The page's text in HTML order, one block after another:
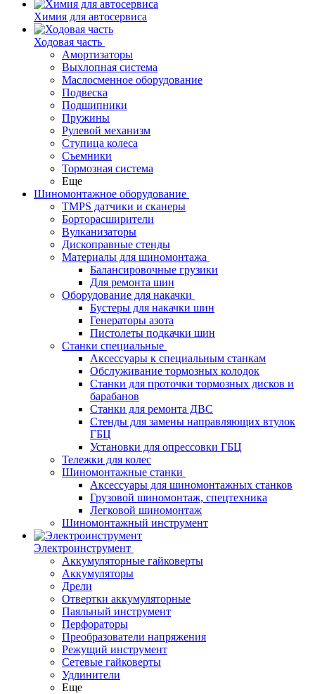
Химия для автосервиса
Ходовая часть
Амортизаторы
Выхлопная система
Маслосменное оборудование
Подвеска
Подшипники
Пружины
Рулевой механизм
Ступица колеса
Съемники
Тормозная система
Еще
Шиномонтажное оборудование
TMPS датчики и сканеры
Борторасширители
Вулканизаторы
Дископравные стенды
Материалы для шиномонтажа
Балансировочные грузики
Для ремонта шин
Оборудование для накачки
Бустеры для накачки шин
Генераторы азота
Пистолеты подкачки шин
Станки специальные
Аксессуары к специальным станкам
Обслуживание тормозных колодок
Станки для проточки тормозных дисков и
барабанов
Станки для ремонта ДВС
Стенды для замены направляющих втулок
ГБЦ
Установки для опрессовки ГБЦ
Тележки для колес
Шиномонтажные станки
Аксессуары для шиномонтажных станков
Грузовой шиномонтаж, спецтехника
Легковой шиномонтаж
Шиномонтажный инструмент
Электроинструмент
Аккумуляторные гайковерты
Аккумуляторы
Дрели
Отвертки аккумуляторные
Паяльный инструмент
Перфораторы
Преобразователи напряжения
Режущий инструмент
Сетевые гайковерты
Удлинители
Еще